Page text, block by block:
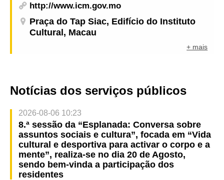
http://www.icm.gov.mo
Praça do Tap Siac, Edifício do Instituto
Cultural, Macau
+ mais
Notícias dos serviços públicos
2026-08-06 10:23
8.ª sessão da “Esplanada: Conversa sobre
assuntos sociais e cultura”, focada em “Vida
cultural e desportiva para activar o corpo e a
mente”, realiza-se no dia 20 de Agosto,
sendo bem-vinda a participação dos
residentes